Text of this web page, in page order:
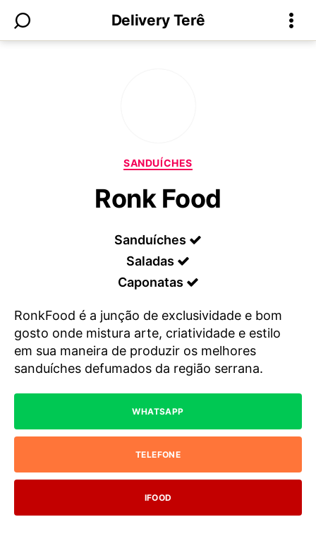
Delivery Terê
Categorias
SANDUÍCHES
Ronk Food
Sanduíches
Saladas
Caponatas
RonkFood é a junção de exclusividade e bom
gosto onde mistura arte, criatividade e estilo
em sua maneira de produzir os melhores
sanduíches defumados da região serrana.
WHATSAPP
TELEFONE
IFOOD